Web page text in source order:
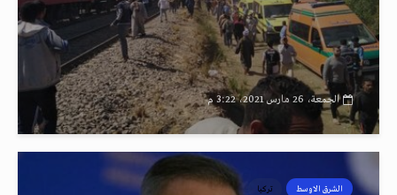
الجمعة، 26 مارس 2021، 3:22 م
الشرق الاوسط تركيا